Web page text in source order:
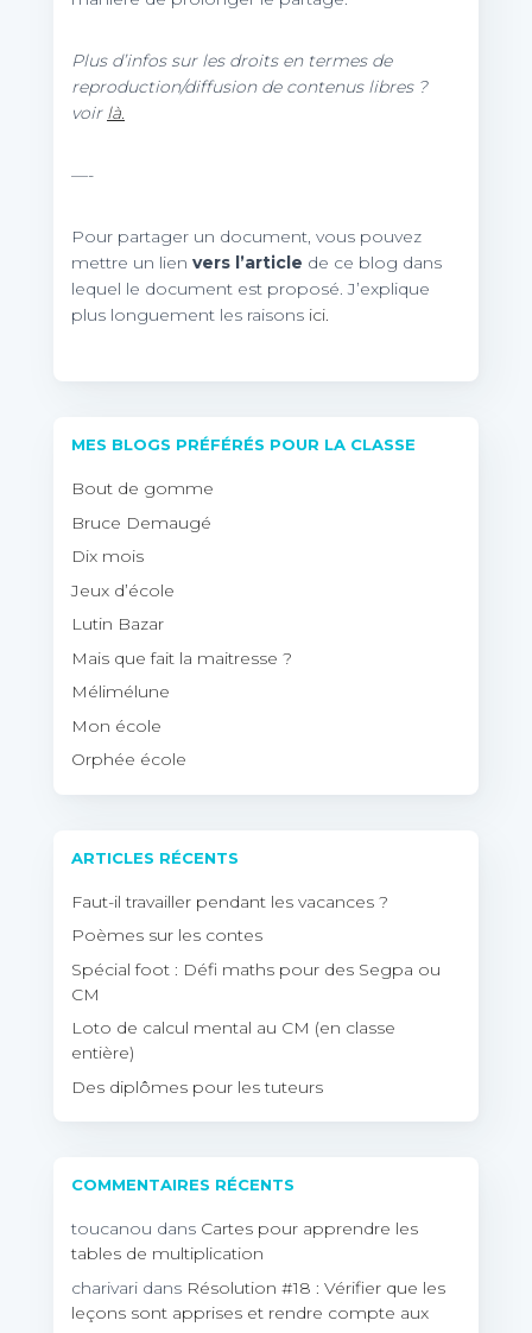
Plus d’infos sur les droits en termes de
reproduction/diffusion de contenus libres ?
voir là.
—-
Pour partager un document, vous pouvez
mettre un lien vers l’article de ce blog dans
lequel le document est proposé. J’explique
plus longuement les raisons ici.
MES BLOGS PRÉFÉRÉS POUR LA CLASSE
Bout de gomme
Bruce Demaugé
Dix mois
Jeux d’école
Lutin Bazar
Mais que fait la maitresse ?
Mélimélune
Mon école
Orphée école
ARTICLES RÉCENTS
Faut-il travailler pendant les vacances ?
Poèmes sur les contes
Spécial foot : Défi maths pour des Segpa ou
CM
Loto de calcul mental au CM (en classe
entière)
Des diplômes pour les tuteurs
COMMENTAIRES RÉCENTS
toucanou dans Cartes pour apprendre les
tables de multiplication
charivari dans Résolution #18 : Vérifier que les
leçons sont apprises et rendre compte aux